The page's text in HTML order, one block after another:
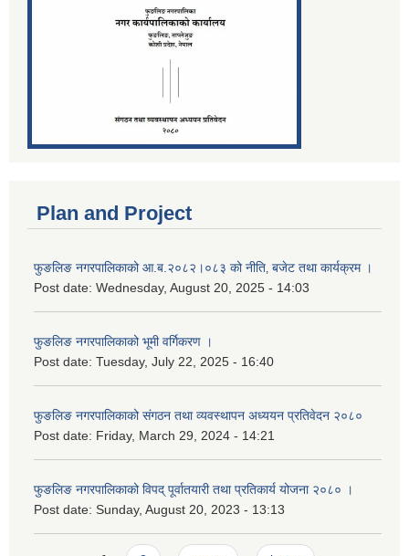
Plan and Project
फुङलिङ नगरपालिकाको आ.ब.२०८२।०८३ को नीति‚ बजेट तथा कार्यक्रम ।
Post date: Wednesday, August 20, 2025 - 14:03
फुङलिङ नगरपालिकाको भूमी वर्गिकरण ।
Post date: Tuesday, July 22, 2025 - 16:40
फुङलिङ नगरपालिकाको संगठन तथा व्यवस्थापन अध्ययन प्रतिवेदन २०८०
Post date: Friday, March 29, 2024 - 14:21
फुङलिङ नगरपालिकाको विपद् पूर्वातयारी तथा प्रतिकार्य योजना २०८० ।
Post date: Sunday, August 20, 2023 - 13:13